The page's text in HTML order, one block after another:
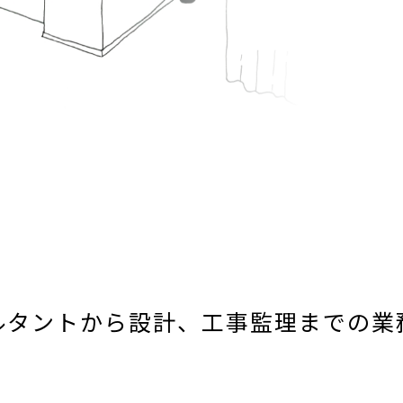
ントから設計、工事監理までの